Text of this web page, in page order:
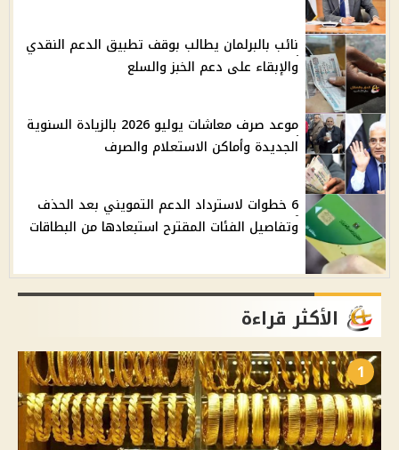
نائب بالبرلمان يطالب بوقف تطبيق الدعم النقدي
والإبقاء على دعم الخبز والسلع
موعد صرف معاشات يوليو 2026 بالزيادة السنوية
الجديدة وأماكن الاستعلام والصرف
6 خطوات لاسترداد الدعم التمويني بعد الحذف
وتفاصيل الفئات المقترح استبعادها من البطاقات
الأكثر قراءة
1